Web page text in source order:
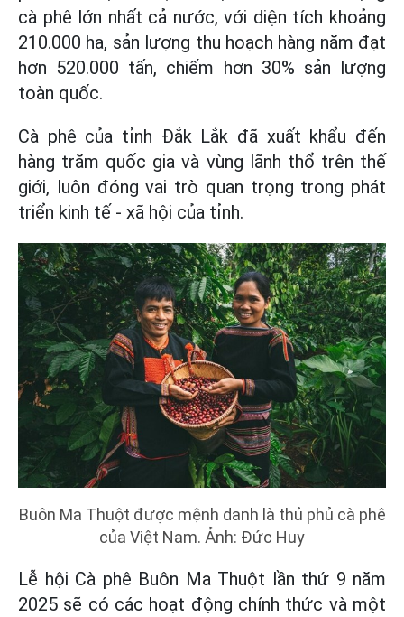
cà phê lớn nhất cả nước, với diện tích khoảng
210.000 ha, sản lượng thu hoạch hàng năm đạt
hơn 520.000 tấn, chiếm hơn 30% sản lượng
toàn quốc.
Cà phê của tỉnh Đắk Lắk đã xuất khẩu đến
hàng trăm quốc gia và vùng lãnh thổ trên thế
giới, luôn đóng vai trò quan trọng trong phát
triển kinh tế - xã hội của tỉnh.
Buôn Ma Thuột được mệnh danh là thủ phủ cà phê
của Việt Nam. Ảnh: Đức Huy
Lễ hội Cà phê Buôn Ma Thuột lần thứ 9 năm
2025 sẽ có các hoạt động chính thức và một